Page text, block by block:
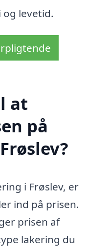
levetid.
at
på
i Frøslev, er
ind på prisen.
prisen af
lakering du